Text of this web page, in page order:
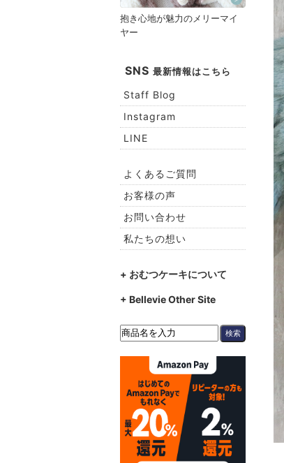
抱き心地が魅力のメリーマイ
ヤー
SNS 最新情報はこちら
Staff Blog
Instagram
LINE
よくあるご質問
お客様の声
お問い合わせ
私たちの想い
+ おむつケーキについて
+ Bellevie Other Site